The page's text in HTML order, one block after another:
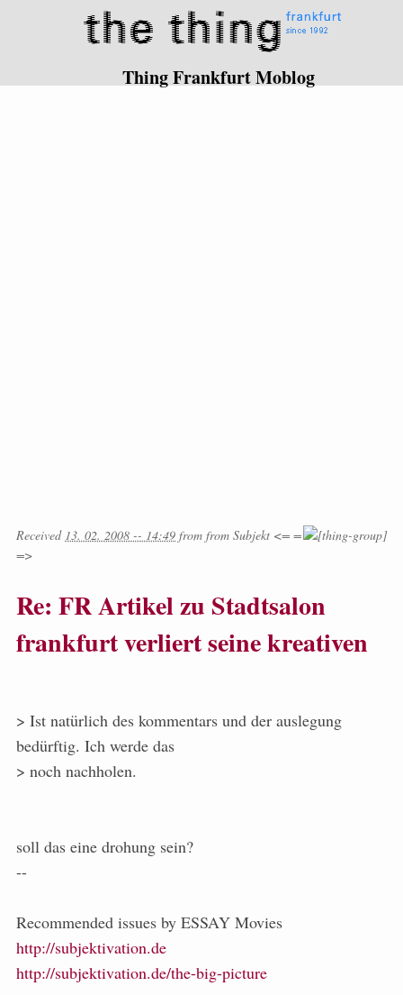
Thing Frankfurt Moblog
Received 13. 02. 2008 -- 14:49 from from Subjekt <= =
=>
Re: FR Artikel zu Stadtsalon
frankfurt verliert seine kreativen
> Ist natürlich des kommentars und der auslegung
bedürftig. Ich werde das
> noch nachholen.
soll das eine drohung sein?
--
Recommended issues by ESSAY Movies
http://subjektivation.de
http://subjektivation.de/the-big-picture